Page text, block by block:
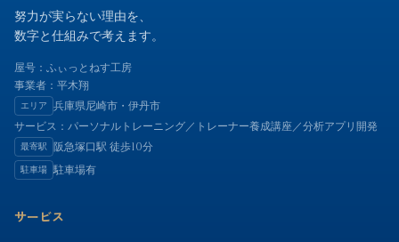
努力が実らない理由を、
数字と仕組みで考えます。
屋号：ふぃっとねす工房
事業者：平木翔
エリア 兵庫県尼崎市・伊丹市
サービス：パーソナルトレーニング／トレーナー養成講座／分析アプリ開発
最寄駅 阪急塚口駅 徒歩10分
駐車場 駐車場有
サービス